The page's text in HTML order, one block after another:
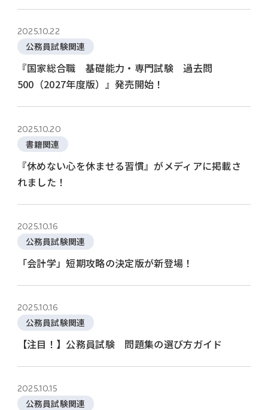
2025.10.22
公務員試験関連
『国家総合職 基礎能力・専門試験 過去問
500（2027年度版）』発売開始！
2025.10.20
書籍関連
『休めない心を休ませる習慣』がメディアに掲載さ
れました！
2025.10.16
公務員試験関連
「会計学」短期攻略の決定版が新登場！
2025.10.16
公務員試験関連
【注目！】公務員試験 問題集の選び方ガイド
2025.10.15
公務員試験関連